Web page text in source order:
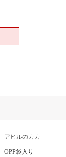
アヒルのカカ
OPP袋入り